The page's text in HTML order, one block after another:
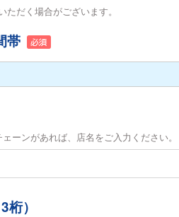
だく場合がございます。
帯
ーンがあれば、店名をご入力ください。
）